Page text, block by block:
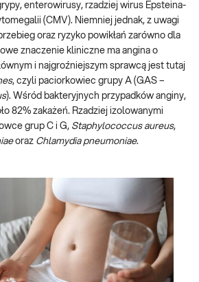
enterowirusy, rzadziej wirus Epsteina-
(CMV). Niemniej jednak, z uwagi
oraz ryzyko powikłań zarówno dla
znaczenie kliniczne ma angina o
i najgroźniejszym sprawcą jest tutaj
, czyli paciorkowiec grupy A (GAS –
). Wśród bakteryjnych przypadków anginy,
82% zakażeń. Rzadziej izolowanymi
grup C i G, Staphylococcus aureus,
oraz Chlamydia pneumoniae.